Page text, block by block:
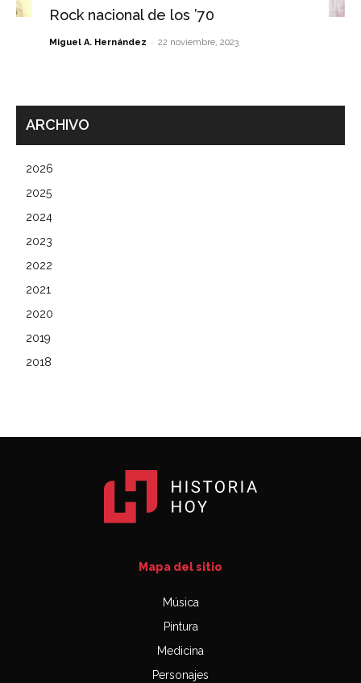
Rock nacional de los ’70
Miguel A. Hernández - 22 noviembre, 2023
ARCHIVO
2026
2025
2024
2023
2022
2021
2020
2019
2018
Mapa del sitio
Música
Pintura
Medicina
Personajes